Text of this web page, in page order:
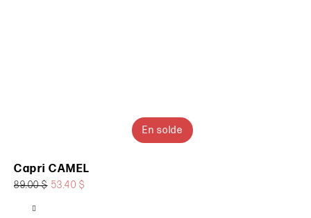
En solde
Capri CAMEL
89.00 $ 53.40 $